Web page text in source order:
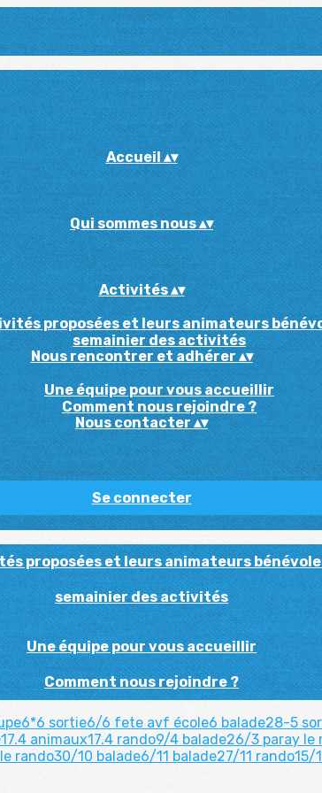
Accueil▴▾
Qui sommes nous▴▾
Activités▴▾
proposées et leurs animateurs
semainier des activités
Nous rencontrer et adhérer▴▾
Une équipe pour vous accueillir
Comment nous rejoindre ?
Nous contacter▴▾
Se connecter
proposées et leurs animateurs
semainier des activités
Une équipe pour vous accueillir
Comment nous rejoindre ?
sortie6/6 fete avf école6 balade28-5
animaux17.4 rando9/4 balade26/3 paray le
rando30/10 balade6/11 balade27/11 rando15/